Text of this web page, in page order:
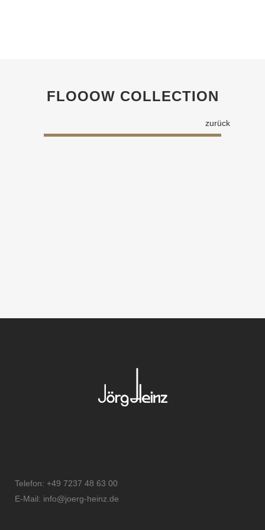
FLOOOW COLLECTION
zurück
Telefon: +49 7237 48 63 00
E-Mail: info@joerg-heinz.de